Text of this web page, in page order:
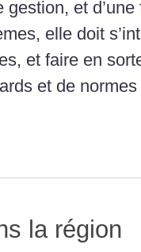
et
elle doit
et faire en
et de
la région